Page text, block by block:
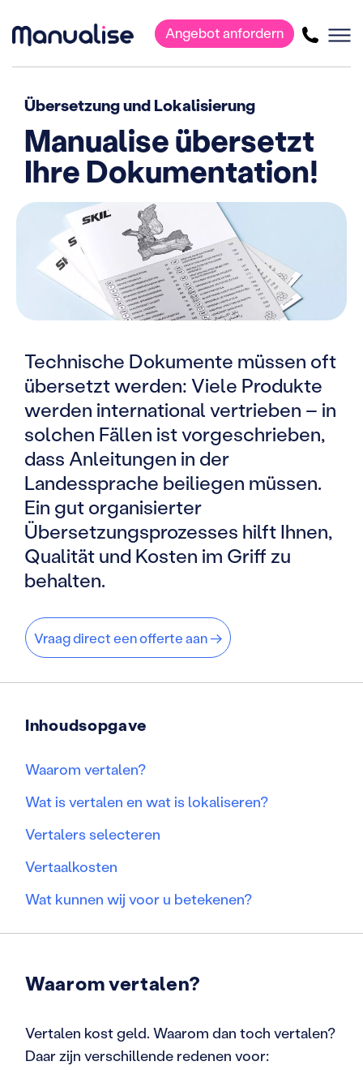
Hauptnavigation
Angebot anfordern
Übersetzung und Lokalisierung
Manualise übersetzt
Ihre Dokumentation!
Technische Dokumente müssen oft
übersetzt werden: Viele Produkte
werden international vertrieben – in
solchen Fällen ist vorgeschrieben,
dass Anleitungen in der
Landessprache beiliegen müssen.
Ein gut organisierter
Übersetzungsprozesses hilft Ihnen,
Qualität und Kosten im Griff zu
behalten.
Vraag direct een offerte aan →
Inhoudsopgave
Waarom vertalen?
Wat is vertalen en wat is lokaliseren?
Vertalers selecteren
Vertaalkosten
Wat kunnen wij voor u betekenen?
Waarom vertalen?
Vertalen kost geld. Waarom dan toch vertalen?
Daar zijn verschillende redenen voor: